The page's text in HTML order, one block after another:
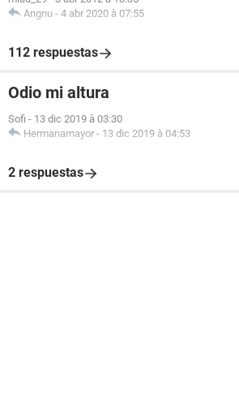
Angnu - 4 abr 2020 à 07:55
112 respuestas
Odio mi altura
Sofi - 13 dic 2019 à 03:30
Hermanamayor - 13 dic 2019 à 04:53
2 respuestas